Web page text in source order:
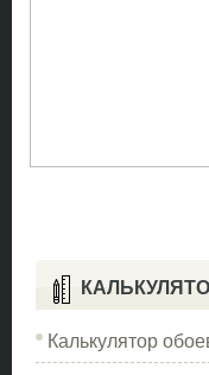
Калькулятор